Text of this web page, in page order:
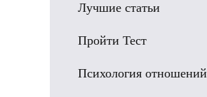
Лучшие статьи
Пройти Тест
Психология отношений